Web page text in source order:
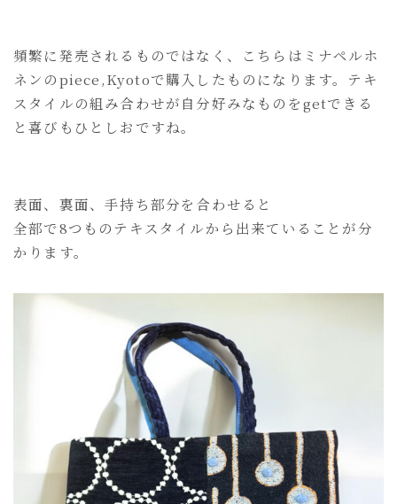
頻繁に発売されるものではなく、こちらはミナペルホ
ネンのpiece,Kyotoで購入したものになります。テキ
スタイルの組み合わせが自分好みなものをgetできる
と喜びもひとしおですね。
表面、裏面、手持ち部分を合わせると
全部で8つものテキスタイルから出来ていることが分
かります。